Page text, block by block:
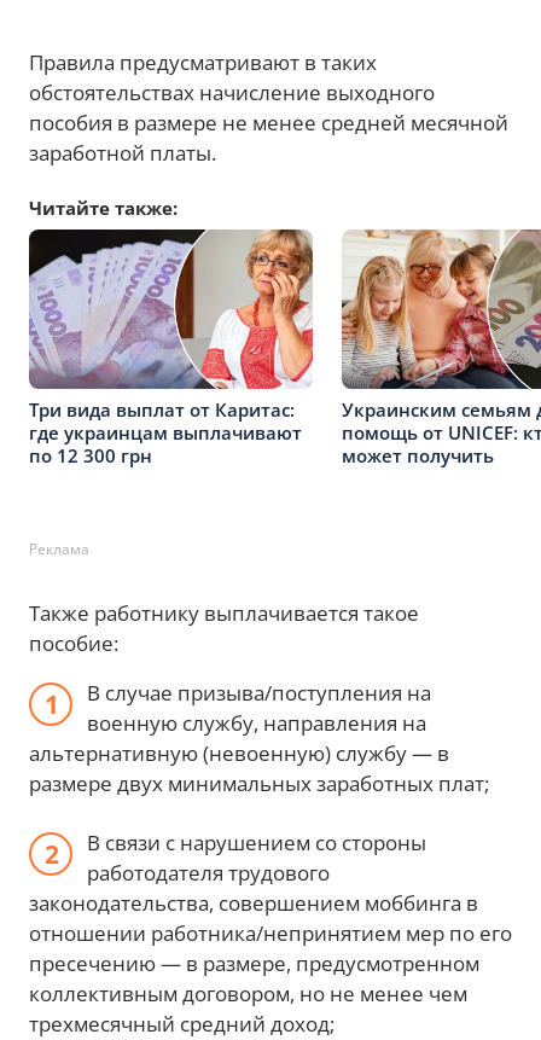
Правила предусматривают в таких
обстоятельствах начисление выходного
пособия в размере не менее средней месячной
заработной платы.
Читайте также:
Три вида выплат от Каритас:
где украинцам выплачивают
по 12 300 грн
Украинским семьям
помощь от UNICEF:
может получить
Реклама
Также работнику выплачивается такое
пособие:
В случае призыва/поступления на
военную службу, направления на
альтернативную (невоенную) службу — в
размере двух минимальных заработных плат;
В связи с нарушением со стороны
работодателя трудового
законодательства, совершением моббинга в
отношении работника/непринятием мер по его
пресечению — в размере, предусмотренном
коллективным договором, но не менее чем
трехмесячный средний доход;